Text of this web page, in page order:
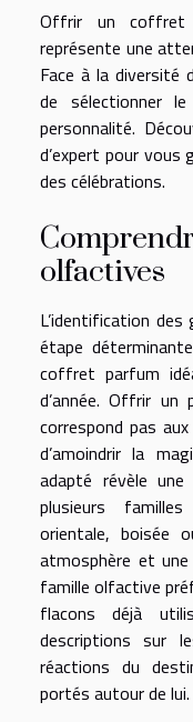
Offrir un coffret
représente une
Face à la diversité
de sélectionner
personnalité.
d’expert pour vous
des célébrations.
olfactives
L’identification
étape
coffret parfum
d’année. Offrir
correspond pas
d’amoindrir la
adapté révèle
plusieurs
orientale, boisée
atmosphère et
famille olfactive
flacons déjà
descriptions sur
réactions du
portés autour de lui.